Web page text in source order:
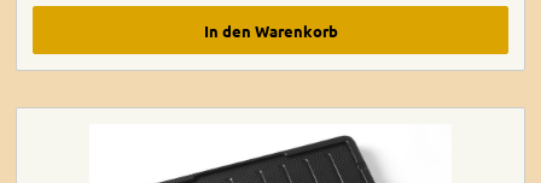
In den Warenkorb